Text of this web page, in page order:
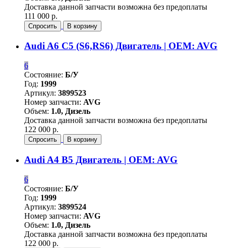
Доставка данной запчасти возможна без предоплаты
111 000 р.
Спросить В корзину
Audi A6 C5 (S6,RS6) Двигатель | OEM: AVG
6
Состояние: Б/У
Год: 1999
Артикул: 3899523
Номер запчасти: AVG
Объем: 1.0, Дизель
Доставка данной запчасти возможна без предоплаты
122 000 р.
Спросить В корзину
Audi A4 B5 Двигатель | OEM: AVG
6
Состояние: Б/У
Год: 1999
Артикул: 3899524
Номер запчасти: AVG
Объем: 1.0, Дизель
Доставка данной запчасти возможна без предоплаты
122 000 р.